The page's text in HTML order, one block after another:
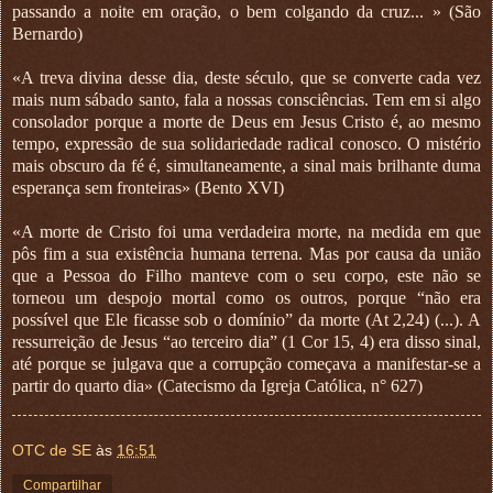
passando a noite em oração, o bem colgando da cruz... » (São
Bernardo)
«A treva divina desse dia, deste século, que se converte cada vez
mais num sábado santo, fala a nossas consciências. Tem em si algo
consolador porque a morte de Deus em Jesus Cristo é, ao mesmo
tempo, expressão de sua solidariedade radical conosco. O mistério
mais obscuro da fé é, simultaneamente, a sinal mais brilhante duma
esperança sem fronteiras» (Bento XVI)
«A morte de Cristo foi uma verdadeira morte, na medida em que
pôs fim a sua existência humana terrena. Mas por causa da união
que a Pessoa do Filho manteve com o seu corpo, este não se
torneou um despojo mortal como os outros, porque “não era
possível que Ele ficasse sob o domínio” da morte (At 2,24) (...). A
ressurreição de Jesus “ao terceiro dia” (1 Cor 15, 4) era disso sinal,
até porque se julgava que a corrupção começava a manifestar-se a
partir do quarto dia» (Catecismo da Igreja Católica, n° 627)
OTC de SE às 16:51
Compartilhar